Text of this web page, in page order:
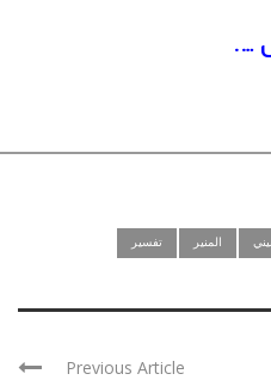
….
المنير تفسير
Previous Article